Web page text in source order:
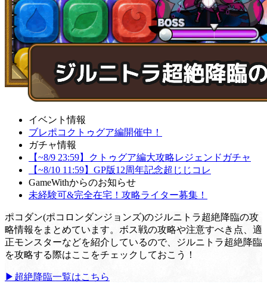
イベント情報
ブレポコクトゥグア編開催中！
ガチャ情報
【~8/9 23:59】クトゥグア編大攻略レジェンドガチャ
【~8/10 11:59】GP版12周年記念超じじコレ
GameWithからのお知らせ
未経験可&完全在宅！攻略ライター募集！
ポコダン(ポコロンダンジョンズ)のジルニトラ超絶降臨の攻
略情報をまとめています。ボス戦の攻略や注意すべき点、適
正モンスターなどを紹介しているので、ジルニトラ超絶降臨
を攻略する際はここをチェックしておこう！
▶超絶降臨一覧はこちら